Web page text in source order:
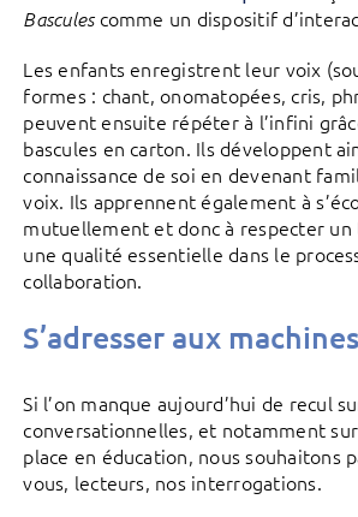
Basculescomme un dispositif
Les enfants enregistrent leur voix
formes : chant, onomatopées, cris,
peuvent ensuite répéter à l’infini
bascules en carton. Ils développent
connaissance de soi en devenant
voix. Ils apprennent également à
mutuellement et donc à respecter un
une qualité essentielle dans le
collaboration.
S’adresser aux machines
Si l’on manque aujourd’hui de recul
conversationnelles, et notamment
place en éducation, nous souhaitons
vous, lecteurs, nos interrogations.